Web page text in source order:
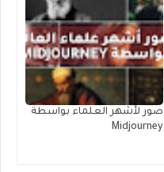
صور لأشهر العلماء بواسطة
Midjourney